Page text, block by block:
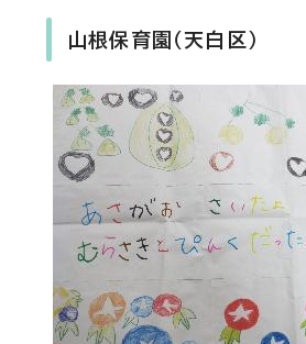
山根保育園（天白区）